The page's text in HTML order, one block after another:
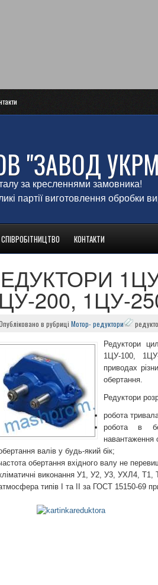
"ЗАВОД
за кресленнями замовника!
партії виготовлення обробки
СПІВРОБІТНИЦТВО КОНТАКТИ
200, 1ЦУ-
в рубриці Мотор-редуктори
Редуктори
1ЦУ-100,
приводах
обертання.
Редуктори
робота
робота в
навантаження
валів у будь-який бік;
обертання вхідного валу не
виконання У1, У2, У3, УХЛ4,
типів I та II за ГОСТ 15150-69